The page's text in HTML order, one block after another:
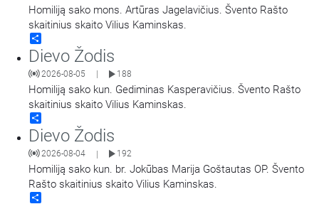
Homiliją sako mons. Artūras Jagelavičius. Švento Rašto
skaitinius skaito Vilius Kaminskas.
Dievo Žodis
2026-08-05 188
Homiliją sako kun. Gediminas Kasperavičius. Švento Rašto
skaitinius skaito Vilius Kaminskas.
Dievo Žodis
2026-08-04 | 192
Homiliją sako kun. br. Jokūbas Marija Goštautas OP. Švento
Rašto skaitinius skaito Vilius Kaminskas.